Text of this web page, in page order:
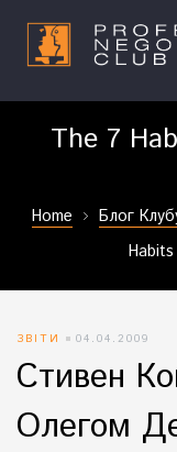
The 7
Home Блог
ЗВІТИ 04.04.2009
Стивен
Олегом